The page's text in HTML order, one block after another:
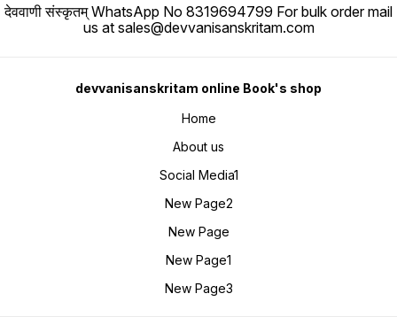
देववाणी संस्कृतम् WhatsApp No 8319694799 For bulk order mail
us at sales@devvanisanskritam.com
devvanisanskritam online Book's shop
Home
About us
Social Media1
New Page2
New Page
New Page1
New Page3